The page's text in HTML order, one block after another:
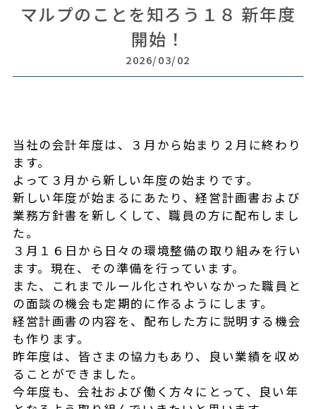
マルプのことを知ろう１８ 新年度
開始！
2026/03/02
当社の会計年度は、３月から始まり２月に終わり
ます。
よって３月から新しい年度の始まりです。
新しい年度が始まるにあたり、経営計画書および
業務方針書を新しくして、職員の方に配布しまし
た。
３月１６日から日々の環境整備の取り組みを行い
ます。現在、その準備を行っています。
また、これまでルール化されやいなかった職員と
の面談の機会も定期的に作るようにします。
経営計画書の内容を、配布した方に説明する機会
も作ります。
昨年度は、皆さまの協力もあり、良い業績を収め
ることができました。
今年度も、会社および働く方々にとって、良い年